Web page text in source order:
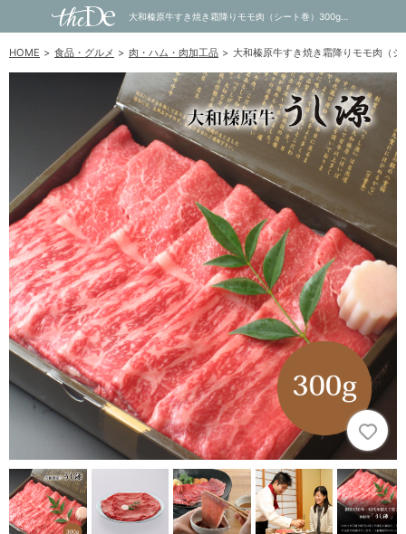
大和榛原牛すき焼き霜降りモモ肉（シート巻）300g｜内祝い・お祝い・ギフト・贈り物の通販サイトtheDe(ザディー)
HOME 食品・グルメ 肉・ハム・肉加工品 大和榛原牛すき焼き霜降りモモ肉（